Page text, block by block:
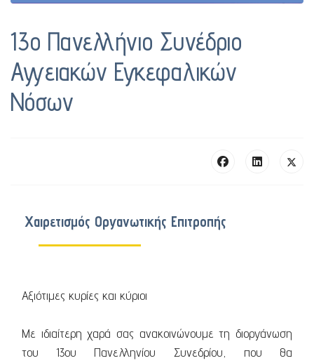
13o Πανελλήνιο Συνέδριο
Αγγειακών Εγκεφαλικών
Νόσων
Χαιρετισμός Οργανωτικής Επιτροπής
Αξιότιμες κυρίες και κύριοι
Με ιδιαίτερη χαρά σας ανακοινώνουμε τη διοργάνωση
του 13ου Πανελληνίου Συνεδρίου, που θα